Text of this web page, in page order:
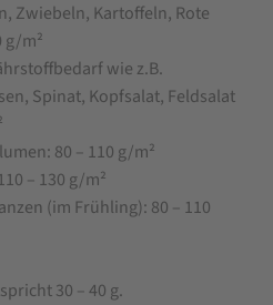
Zwiebeln, Kartoffeln, Rote
g/m²
wie z.B.
Spinat, Kopfsalat, Feldsalat
80 – 110 g/m²
– 130 g/m²
(im Frühling): 80 – 110
30 – 40 g.